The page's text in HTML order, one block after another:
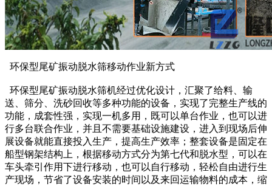
环保型尾矿振动脱水筛移动作业新方式
环保型尾矿振动脱水筛机经过优化设计，汇聚了给料、输
送、筛分、洗砂回收等多种功能的设备，实现了完整生产线的
功能，成套性强，实现一机多用，既可以单台作业，也可以进
行多台联合作业，并且不需要基础设施建设，进入到现场后伸
展设备就能直接投入生产，提高生产效率；整套设备是固定在
船型钢架结构上，根据移动方式分为第七代和脱水型，可以在
车头牵引作用下进行移动，也可以自行移动，轻松自由进行生
产现场，节省了设备安装的时间以及来回运输物料的成本，缩